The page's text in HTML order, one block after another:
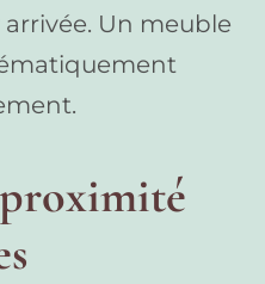
Un meuble